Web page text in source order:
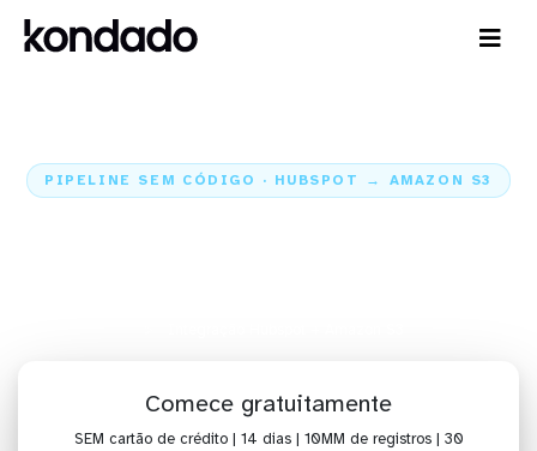
PIPELINE SEM CÓDIGO · HUBSPOT → AMAZON S3
Comece gratuitamente
SEM cartão de crédito | 14 dias | 10MM de registros | 30